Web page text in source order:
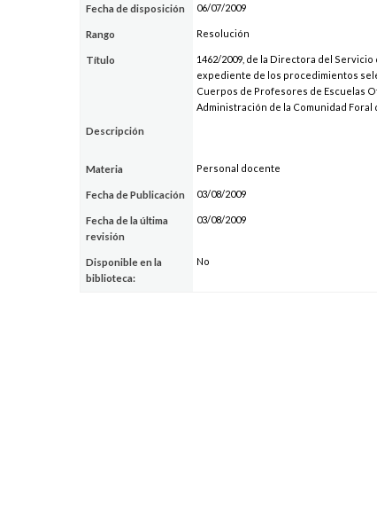
Fecha de disposición 06/07/2009
Rango Resolución
Título
1462/2009, de la Directora del
expediente de los procedimientos
Cuerpos de Profesores de Escuelas
Administración de la Comunidad Foral
Descripción
Materia Personal docente
Fecha de Publicación 03/08/2009
Fecha de la última
revisión
03/08/2009
Disponible en la
biblioteca:
No